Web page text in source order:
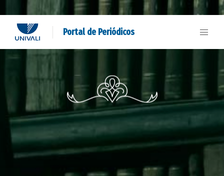
Portal de Periódicos